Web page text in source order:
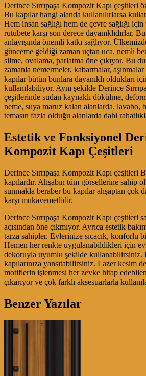
Derince Sırrıpaşa Kompozit Kapı çeşitleri
Bu kapılar hangi alanda kullanılırlarsa
Hem insan sağlığı hem de çevre sağlığı
rutubete karşı son derece dayanıklıdırlar.
anlayışında önemli katkı sağlıyor.
günceme geldiği zaman uçtan uca, nemli
silme, ovalama, parlatma öne çıkıyor. Bu
zamanla nemermeler, kabarmalar,
kapılar bütün bunlara dayanıklı oldukları
kullanılabiliyor. Aynı şekilde Derince
çeşitlerinde sudan kaynaklı dökülme,
neme, suya maruz kalan alanlarda, lavabo,
temasın fazla olduğu alanlarda dahi
Estetik ve Fonksiyonel
Kompozit Kapı Çeşitleri
Derince Sırrıpaşa Kompozit Kapı çeşitleri
kapılardır. Ahşabın tüm görsellerine sahip
sunmakla beraber bu kapılar ahşaptan çok
karşı mukavemetlidir.
Derince Sırrıpaşa Kompozit Kapı çeşitleri
açısından öne çıkmıyor. Ayrıca estetik
tarza sahipler. Evlerinize sıcacık, konforlu
Hemen her renkte uygulanabildikleri için
dekoruyla uyumlu şekilde kullanabilirsiniz.
kapılarınıza yansıtabilirsiniz. Lazer kesim
motiflerin işlenmesi her zevke hitap
çıkarıyor ve çok farklı aksesuarlarla
Benzer Yazılar